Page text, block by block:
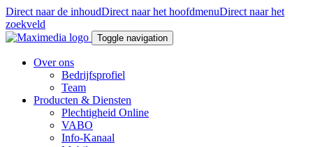
Direct naar de inhoudDirect naar het hoofdmenuDirect naar het
zoekveld
Toggle navigation
Over ons
Bedrijfsprofiel
Team
Producten & Diensten
Plechtigheid Online
VABO
Info-Kanaal